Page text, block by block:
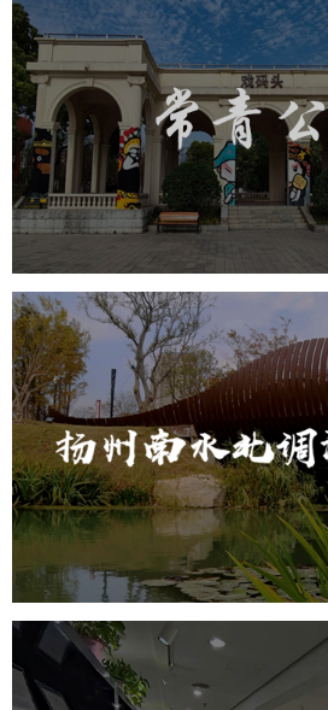
武汉常青
旅游休闲 智慧公园 智能
智慧公园综合管理系统
元宇宙建设
元宇宙平台建设
元宇宙系统建
扬州南水北调
智慧公园 AR太极 智能语音
元宇宙定制开发
元宇宙平台建
元宇宙系统建设
元
分形科技未来公